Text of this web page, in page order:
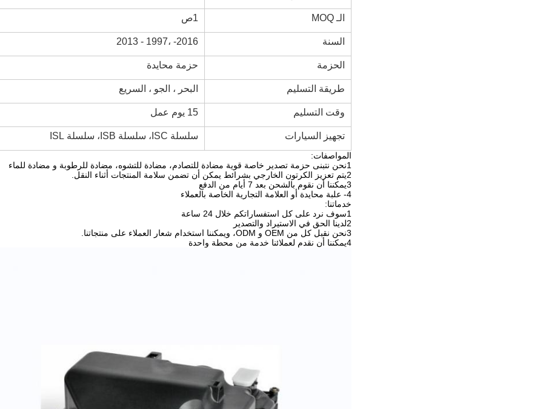
الـ MOQ 1ص
السنة 2016- ، 1997 - 2013
الحزمة حزمة محايدة
طريقة التسليم البحر ، الجو ، السريع
وقت التسليم 15 يوم عمل
تجهيز السيارات سلسلة ISC، سلسلة ISB، سلسلة ISL
المواصفات:
1نحن نتبنى حزمة تصدير خاصة قوية مضادة للتصادم، مضادة للتشوه، مضادة للرطوبة و مضادة للماء
2يتم تعزيز الكرتون الخارجي بشرائط يمكن أن تضمن سلامة المنتجات أثناء النقل.
3يمكننا أن نقوم بالشحن بعد 7 أيام من الدفع
4- علبة محايدة أو العلامة التجارية الخاصة بالعملاء
خدماتنا:
1سوف نرد على كل استفساراتكم خلال 24 ساعة
2لدينا الحق في الاستيراد والتصدير
3نحن نقبل كل من OEM و ODM، ويمكننا استخدام شعار العملاء على منتجاتنا.
4يمكننا أن نقدم لعملائنا خدمة من محطة واحدة